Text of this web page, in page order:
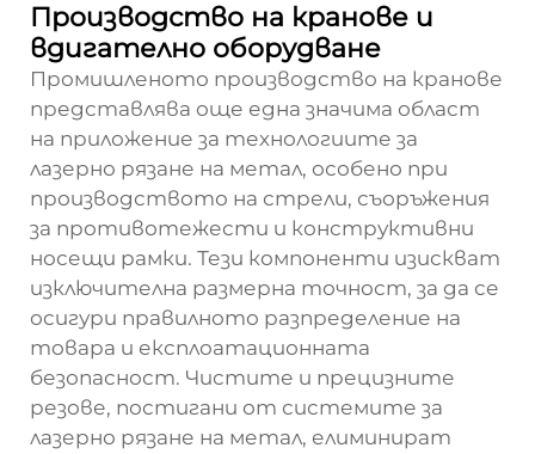
Производство на кранове и
вдигателно оборудване
Промишленото производство на кранове
представлява още една значима област
на приложение за технологиите за
лазерно рязане на метал, особено при
производството на стрели, съоръжения
за противотежести и конструктивни
носещи рамки. Тези компоненти изискват
изключителна размерна точност, за да се
осигури правилното разпределение на
товара и експлоатационната
безопасност. Чистите и прецизните
резове, постигани от системите за
лазерно рязане на метал, елиминират